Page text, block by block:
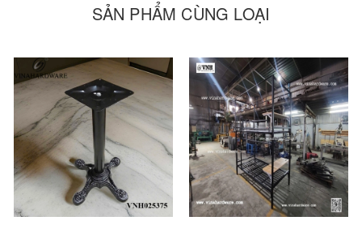
SẢN PHẨM CÙNG LOẠI